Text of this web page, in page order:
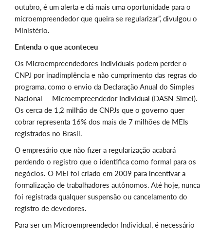
outubro, é um alerta e dá mais uma oportunidade para o
microempreendedor que queira se regularizar”, divulgou o
Ministério.
Entenda o que aconteceu
Os Microempreendedores Individuais podem perder o
CNPJ por inadimplência e não cumprimento das regras do
programa, como o envio da Declaração Anual do Simples
Nacional — Microempreendedor Individual (DASN-Simei).
Os cerca de 1,2 milhão de CNPJs que o governo quer
cobrar representa 16% dos mais de 7 milhões de MEIs
registrados no Brasil.
O empresário que não fizer a regularização acabará
perdendo o registro que o identifica como formal para os
negócios. O MEI foi criado em 2009 para incentivar a
formalização de trabalhadores autônomos. Até hoje, nunca
foi registrada qualquer suspensão ou cancelamento do
registro de devedores.
Para ser um Microempreendedor Individual, é necessário